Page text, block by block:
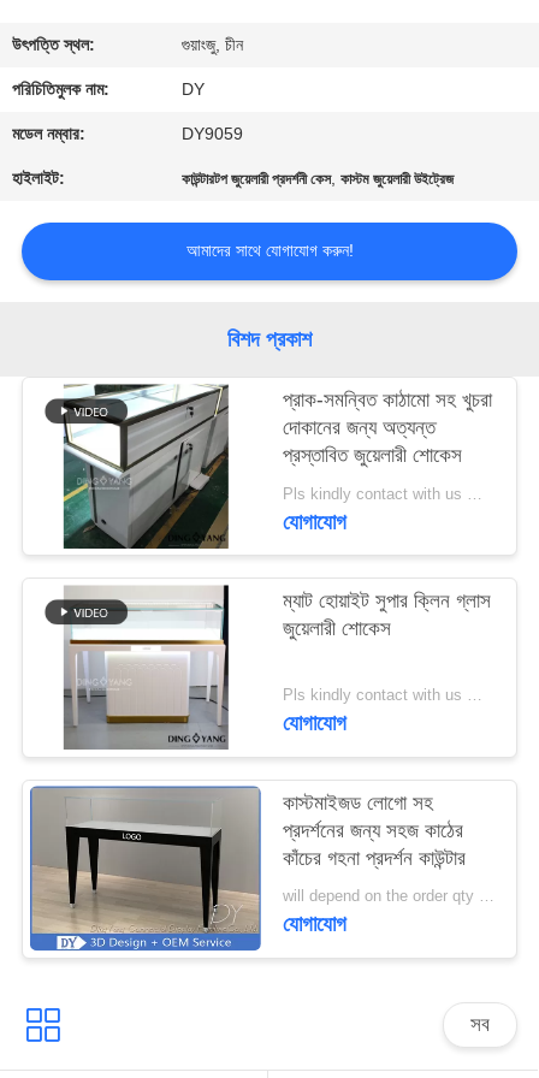
গুণমান
নিয়ন্ত্রণ
একটি
উদ্ধৃতি
অনুরোধ
করুন
COMPANY
NEWS
PRIVACY
POLICY
উৎপত্তি স্থল: গুয়াংজু, চীন
পরিচিতিমুলক নাম: DY
মডেল নম্বার: DY9059
হাইলাইট: কাউন্টারটপ জুয়েলারী প্রদর্শনী কেস,কাস্টম জুয়েলারী উইট্রেজ
আমাদের সাথে যোগাযোগ করুন!
বিশদ প্রকাশ
প্রাক-সমন্বিত কাঠামো সহ খুচরা
দোকানের জন্য অত্যন্ত
প্রস্তাবিত জুয়েলারী শোকেস
Pls kindly contact with us MOQ:1 দোকান বা 5 সেট / গহনার দোকান আসবাবপত্র
যোগাযোগ
ম্যাট হোয়াইট সুপার ক্লিন গ্লাস
জুয়েলারী শোকেস
Pls kindly contact with us MOQ:1 দোকান বা 5 সেট / গহনার দোকান আসবাবপত্র
যোগাযোগ
কাস্টমাইজড লোগো সহ
প্রদর্শনের জন্য সহজ কাঠের
কাঁচের গহনা প্রদর্শন কাউন্টার
will depend on the order qty MOQ:10 পিসি / জুয়েলারী ডিসপ্লে কাউন্টার
যোগাযোগ
সব